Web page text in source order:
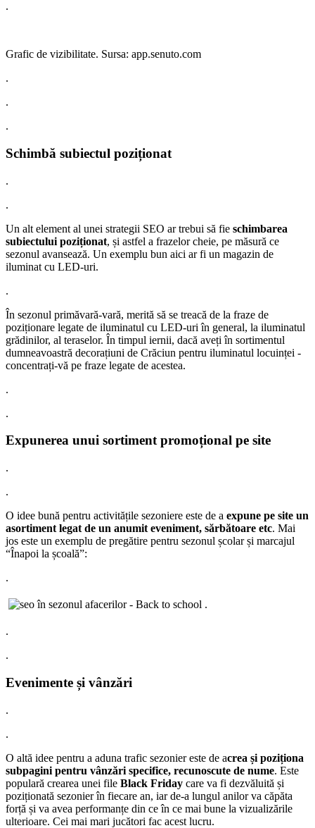
.
Grafic de vizibilitate. Sursa: app.senuto.com
.
.
.
Schimbă subiectul poziționat
.
.
Un alt element al unei strategii SEO ar trebui să fie schimbarea
subiectului poziționat, și astfel a frazelor cheie, pe măsură ce
sezonul avansează. Un exemplu bun aici ar fi un magazin de
iluminat cu LED-uri.
.
În sezonul primăvară-vară, merită să se treacă de la fraze de
poziționare legate de iluminatul cu LED-uri în general, la iluminatul
grădinilor, al teraselor. În timpul iernii, dacă aveți în sortimentul
dumneavoastră decorațiuni de Crăciun pentru iluminatul locuinței -
concentrați-vă pe fraze legate de acestea.
.
.
Expunerea unui sortiment promoțional pe site
.
.
O idee bună pentru activitățile sezoniere este de a expune pe site un
asortiment legat de un anumit eveniment, sărbătoare etc. Mai
jos este un exemplu de pregătire pentru sezonul școlar și marcajul
“Înapoi la școală”:
.
.
.
.
Evenimente și vânzări
.
.
O altă idee pentru a aduna trafic sezonier este de acrea și poziționa
subpagini pentru vânzări specifice, recunoscute de nume. Este
populară crearea unei file Black Friday care va fi dezvăluită și
poziționată sezonier în fiecare an, iar de-a lungul anilor va căpăta
forță și va avea performanțe din ce în ce mai bune la vizualizările
ulterioare. Cei mai mari jucători fac acest lucru.